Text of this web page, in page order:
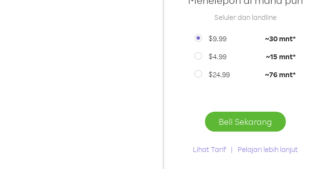
Seluler dan landline
$9.99 ~30 mnt*
$4.99
~15 mnt*
$24.99
~76 mnt*
Beli Sekarang
Lihat Tarif Pelajari lebih lanjut